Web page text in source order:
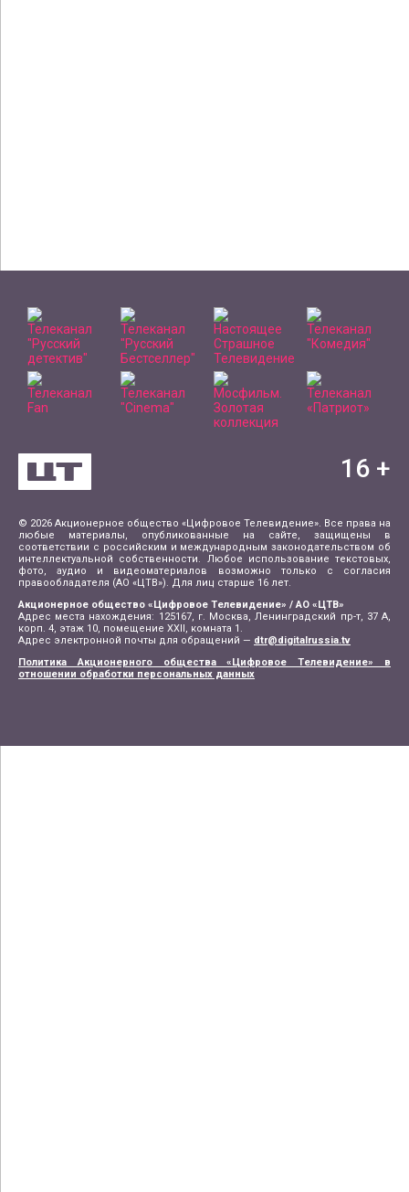
© 2026 Акционерное общество «Цифровое Телевидение». Все права на
любые материалы, опубликованные на сайте, защищены в
соответствии с российским и международным законодательством об
интеллектуальной собственности. Любое использование текстовых,
фото, аудио и видеоматериалов возможно только с согласия
правообладателя (АО «ЦТВ»). Для лиц старше 16 лет.
Акционерное общество «Цифровое Телевидение» / АО «ЦТВ»
Адрес места нахождения: 125167, г. Москва, Ленинградский пр-т, 37 А,
корп. 4, этаж 10, помещение XXII, комната 1.
Адрес электронной почты для обращений — dtr@digitalrussia.tv
Политика Акционерного общества «Цифровое Телевидение» в
отношении обработки персональных данных
16 +